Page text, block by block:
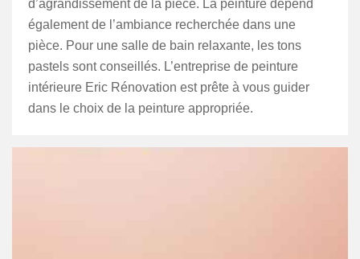
d’agrandissement de la pièce. La peinture dépend
également de l’ambiance recherchée dans une
pièce. Pour une salle de bain relaxante, les tons
pastels sont conseillés. L’entreprise de peinture
intérieure Eric Rénovation est prête à vous guider
dans le choix de la peinture appropriée.